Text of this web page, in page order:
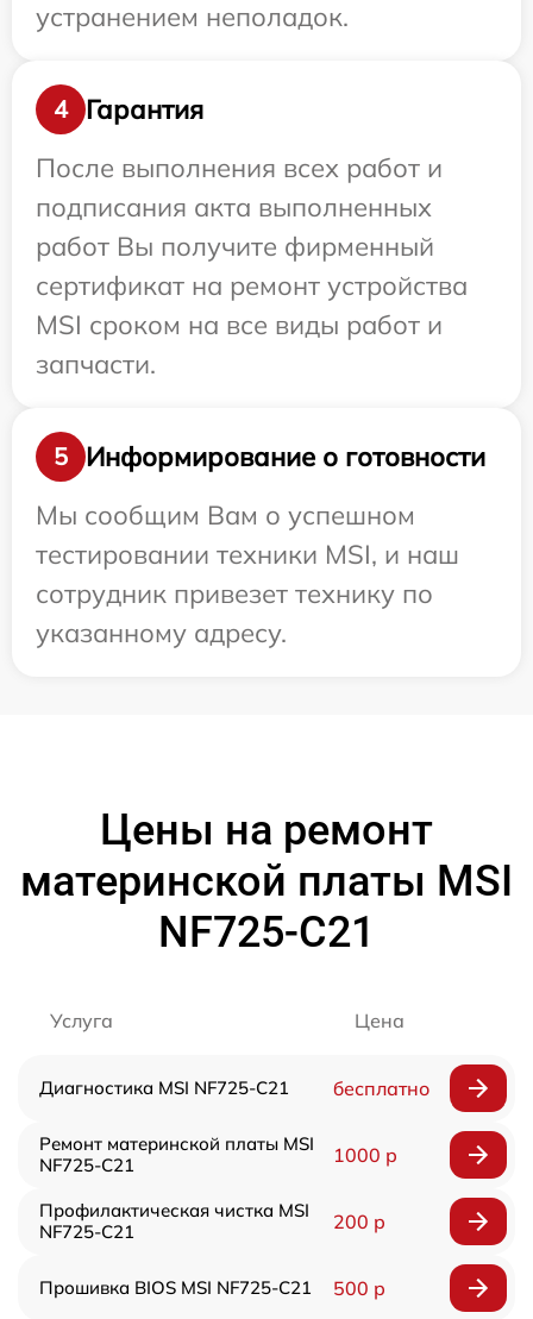
устранением неполадок.
4
Гарантия
После выполнения всех работ и
подписания акта выполненных
работ Вы получите фирменный
сертификат на ремонт устройства
MSI сроком на все виды работ и
запчасти.
5
Информирование о готовности
Мы сообщим Вам о успешном
тестировании техники MSI, и наш
сотрудник привезет технику по
указанному адресу.
Цены на ремонт
материнской платы MSI
NF725-C21
Услуга Цена
Диагностика MSI NF725-C21 бесплатно
Ремонт материнской платы MSI
NF725-C21
1000 р
Профилактическая чистка MSI
NF725-C21
200 р
Прошивка BIOS MSI NF725-C21 500 р